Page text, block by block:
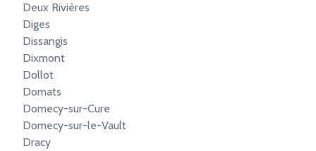
Deux Rivières
Diges
Dissangis
Dixmont
Dollot
Domats
Domecy-sur-Cure
Domecy-sur-le-Vault
Dracy